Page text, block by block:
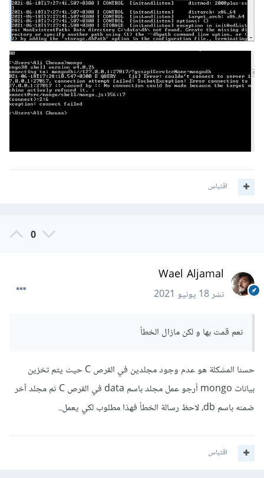
اقتباس
0
Wael Aljamal
نشر18 يونيو 2021
نعم قمت بها و لكن مازال الخطأ
حسنا المشكلة هو عدم وجود مجلدين في القرص C حيث يتم تخزين
بيانات mongo أرجو عمل مجلد باسم data في القرص C ثم مجلد آخر
ضمنه باسم db، لاحظ رسالة الخطأ فهذا مطلوب لكي يعمل..
اقتباس